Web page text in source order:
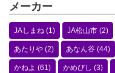
メーカー
JAしまね (1) JA松山市 (2)
あたりや (2) あなん谷 (44)
かねよ (61) かめびし (3)